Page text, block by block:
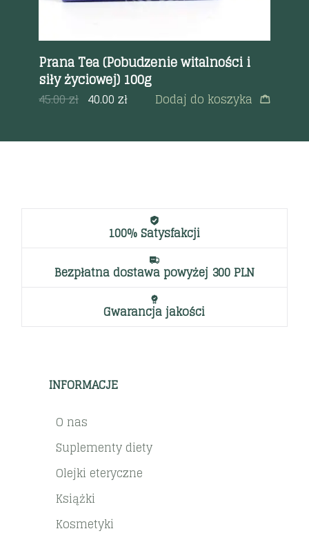
Prana Tea (Pobudzenie witalności i
siły życiowej) 100g
45.00zł 40.00zł Dodaj do koszyka
100% Satysfakcji
Bezpłatna dostawa powyżej 300 PLN
Gwarancja jakości
INFORMACJE
O nas
Suplementy diety
Olejki eteryczne
Książki
Kosmetyki